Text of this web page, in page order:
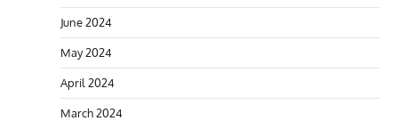
June 2024
May 2024
April 2024
March 2024